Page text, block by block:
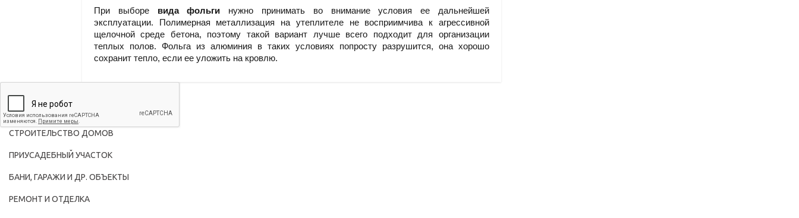
При выборе вида фольги нужно принимать во внимание условия ее дальнейшей
эксплуатации. Полимерная металлизация на утеплителе не восприимчива к агрессивной
щелочной среде бетона, поэтому такой вариант лучше всего подходит для организации
теплых полов. Фольга из алюминия в таких условиях попросту разрушится, она хорошо
сохранит тепло, если ее уложить на кровлю.
СТРОИТЕЛЬСТВО ДОМОВ
ПРИУСАДЕБНЫЙ УЧАСТОК
БАНИ, ГАРАЖИ И ДР. ОБЪЕКТЫ
РЕМОНТ И ОТДЕЛКА